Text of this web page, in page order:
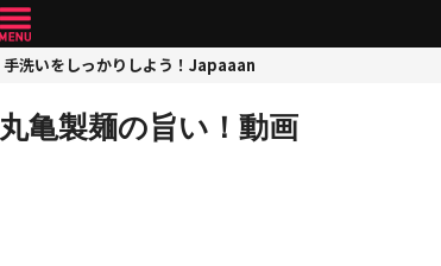
手洗いをしっかりしよう！Japaaan
丸亀製麺の旨い！動画